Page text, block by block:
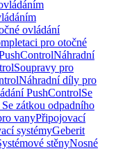
ovládání
pro otočné
Náhradní
Soupravy pro
Náhradní díly pro
PushControlSe
zátkou odpadního
vanyPřipojovací
systémyGeberit
stěnyNosné